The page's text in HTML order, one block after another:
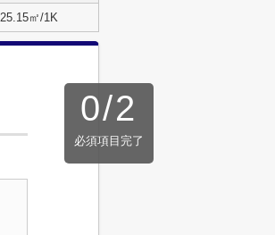
25.15㎡/1K
0/2
必須項目完了